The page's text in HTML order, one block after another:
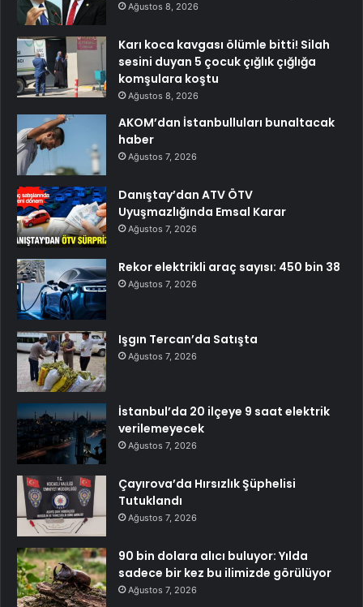
Ağustos 8, 2026
Karı koca kavgası ölümle bitti! Silah
sesini duyan 5 çocuk çığlık çığlığa
komşulara koştu
Ağustos 8, 2026
AKOM’dan İstanbulluları bunaltacak
haber
Ağustos 7, 2026
Danıştay’dan ATV ÖTV
Uyuşmazlığında Emsal Karar
Ağustos 7, 2026
Rekor elektrikli araç sayısı: 450 bin 38
Ağustos 7, 2026
Işgın Tercan’da Satışta
Ağustos 7, 2026
İstanbul’da 20 ilçeye 9 saat elektrik
verilemeyecek
Ağustos 7, 2026
Çayırova’da Hırsızlık Şüphelisi
Tutuklandı
Ağustos 7, 2026
90 bin dolara alıcı buluyor: Yılda
sadece bir kez bu ilimizde görülüyor
Ağustos 7, 2026